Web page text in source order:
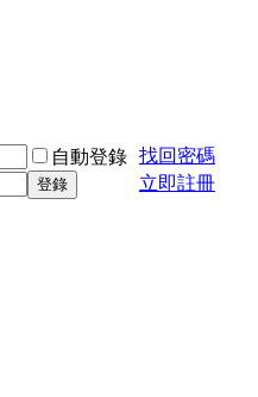
自動登錄 找回密碼
登錄 立即註冊